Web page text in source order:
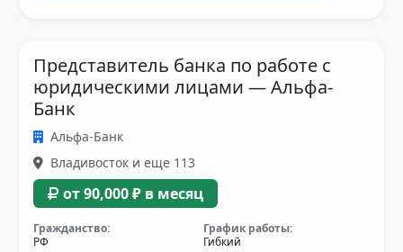
Представитель банка по работе с
юридическими лицами — Альфа-
Банк
Альфа-Банк
Владивосток и еще 113
от 90,000 ₽ в месяц
Гражданство:
РФ
График работы:
Гибкий